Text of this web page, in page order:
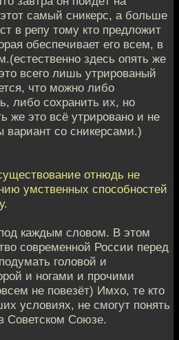
самый сникерс, а больше
в репу тому кто предложит
обеспечивает его всем, в
здесь опять же
всего лишь утрированый
что можно либо
либо сохранить их, но
же это всё утрировано и не
вариант со сникерсами.)
отнюдь не
умственных способностей
каждым словом. В этом
современной России перед
головой и
и ногами и прочими
не повезёт) Имхо, те кто
условиях, не смогут понять
Советском Союзе.